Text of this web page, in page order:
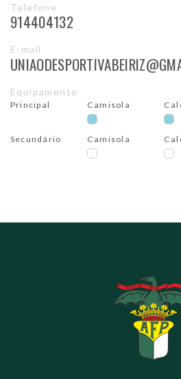
Telefone
914404132
E-mail
Equipamento
Principal Camisola
Secundário Camisola